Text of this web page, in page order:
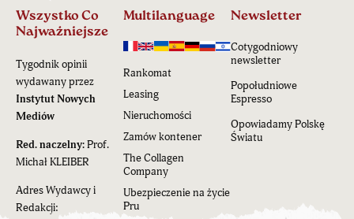
Wszystko Co
Najważniejsze
Tygodnik opinii
wydawany przez
Instytut Nowych
Mediów
Red. naczelny:Prof.
Michał KLEIBER
Adres Wydawcy i
Redakcji:
Multilanguage
Rankomat
Leasing
Nieruchomości
Zamów kontener
The Collagen
Company
Ubezpieczenie na życie
Pru
Newsletter
Cotygodniowy
newsletter
Popołudniowe
Espresso
Opowiadamy Polskę
Światu